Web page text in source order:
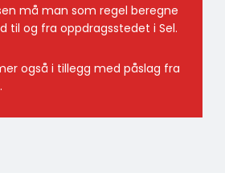
må man som regel beregne
til og fra oppdragsstedet i Sel.
også i tillegg med påslag fra